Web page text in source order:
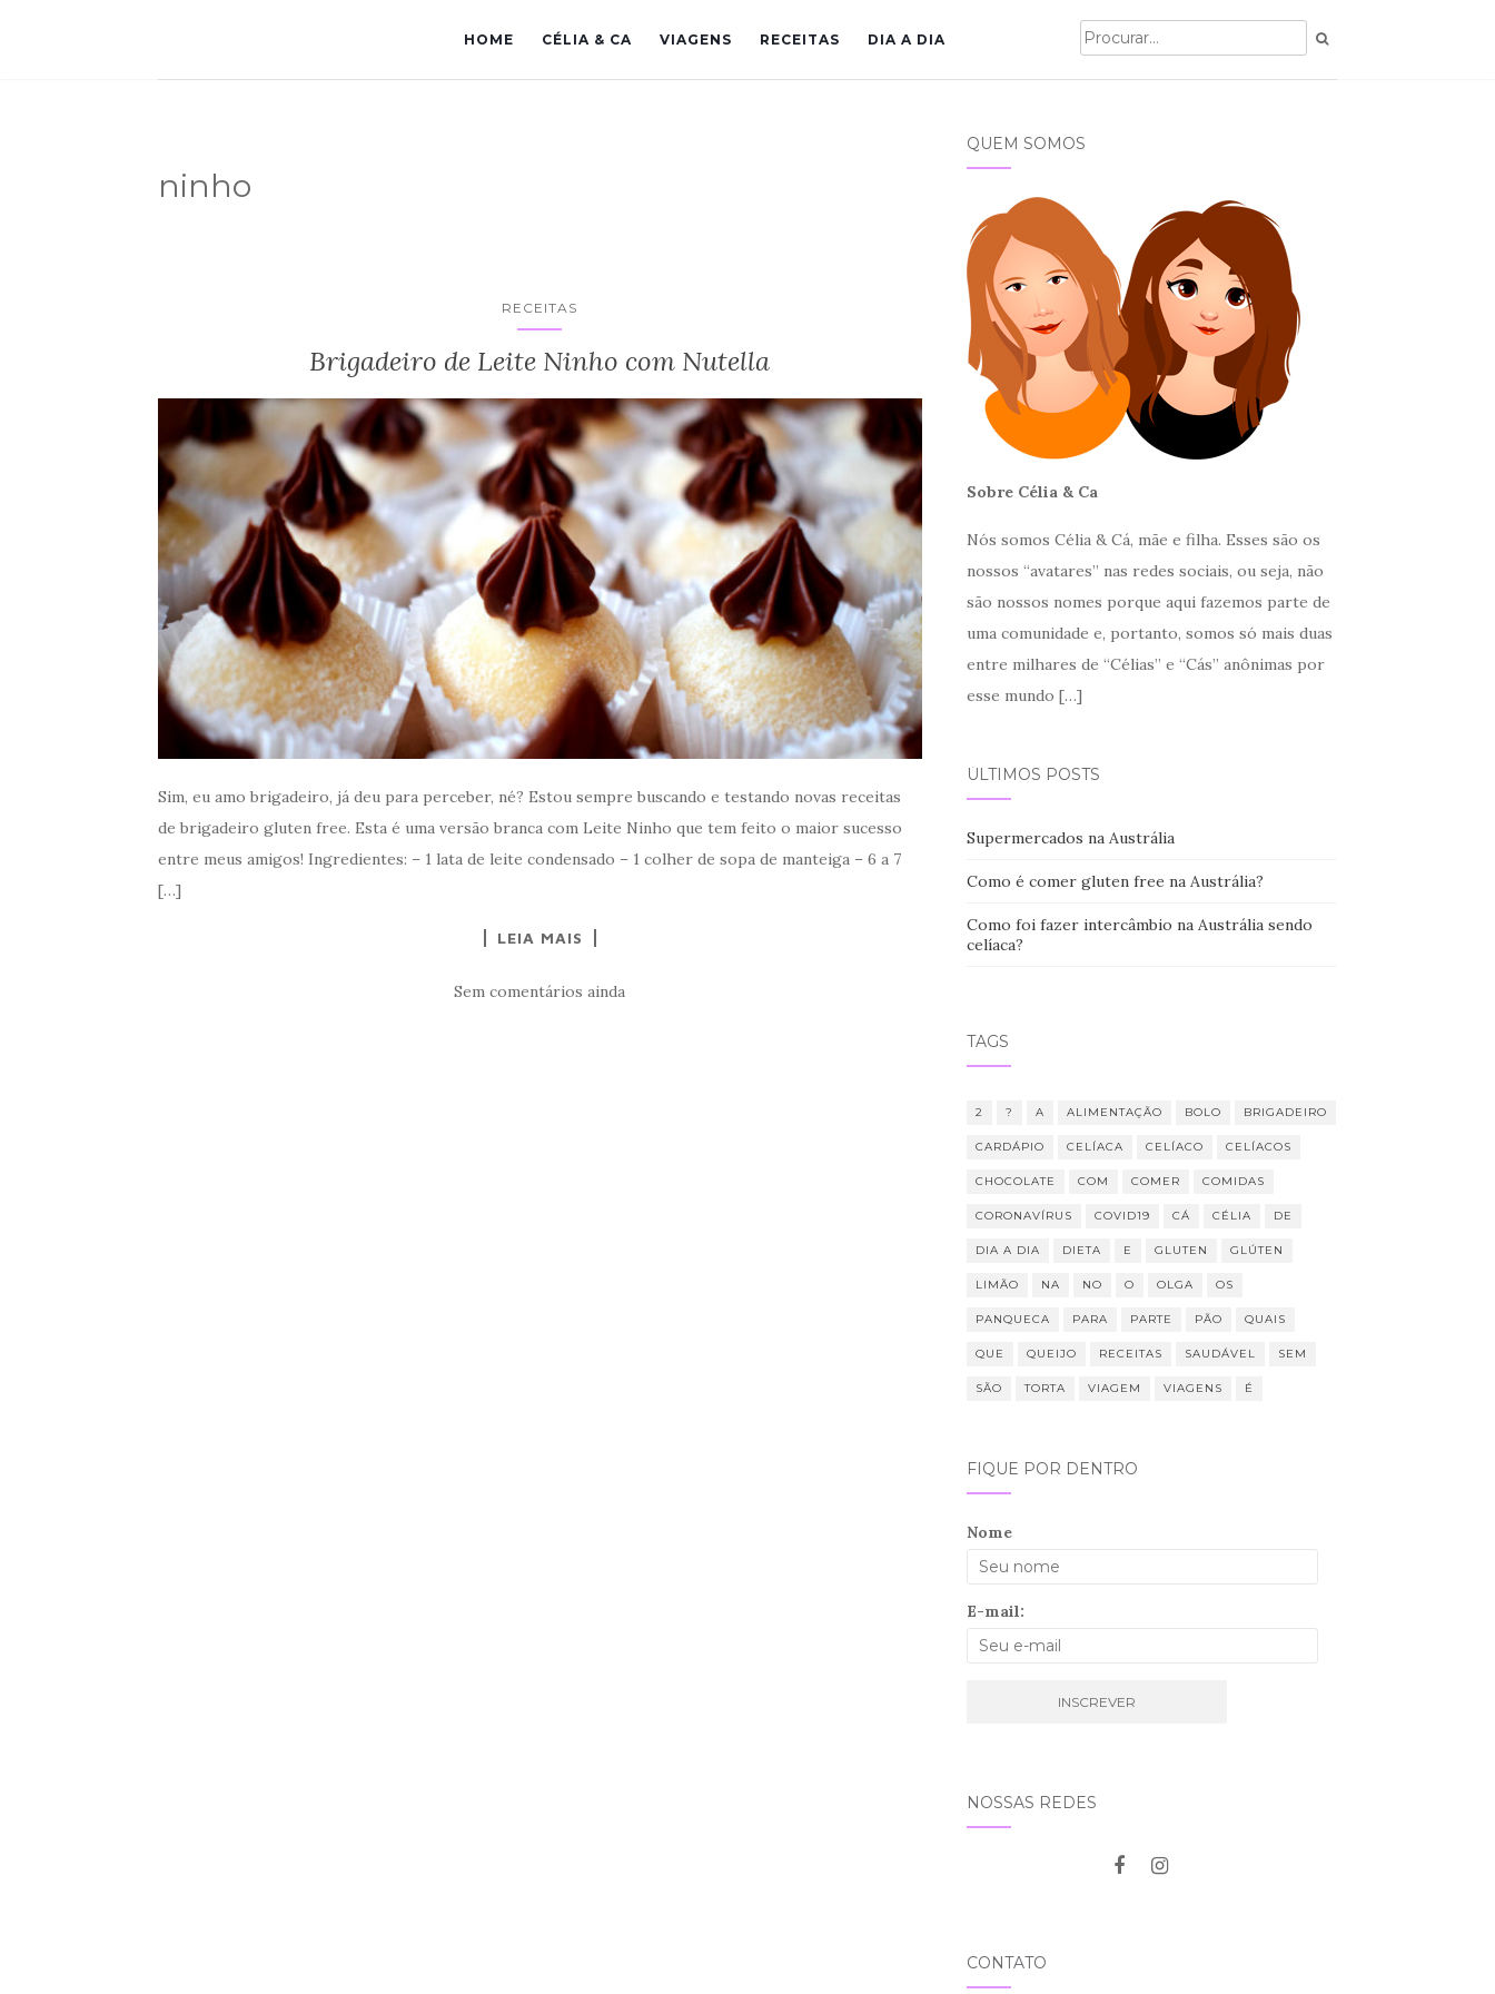
HOME CÉLIA & CA VIAGENS RECEITAS DIA A DIA
ninho
RECEITAS
Brigadeiro de Leite Ninho com Nutella
Sim, eu amo brigadeiro, já deu para perceber, né? Estou sempre buscando e testando novas receitas
de brigadeiro gluten free. Esta é uma versão branca com Leite Ninho que tem feito o maior sucesso
entre meus amigos! Ingredientes: – 1 lata de leite condensado – 1 colher de sopa de manteiga – 6 a 7
[…]
LEIA MAIS
Sem comentários ainda
QUEM SOMOS
Sobre Célia & Ca
Nós somos Célia & Cá, mãe e filha. Esses são os
nossos “avatares” nas redes sociais, ou seja, não
são nossos nomes porque aqui fazemos parte de
uma comunidade e, portanto, somos só mais duas
entre milhares de “Célias” e “Cás” anônimas por
esse mundo […]
ÚLTIMOS POSTS
Supermercados na Austrália
Como é comer gluten free na Austrália?
Como foi fazer intercâmbio na Austrália sendo
celíaca?
TAGS
2 ? A ALIMENTAÇÃO BOLO BRIGADEIRO
CARDÁPIO CELÍACA CELÍACO CELÍACOS
CHOCOLATE COM COMER COMIDAS
CORONAVÍRUS COVID19 CÁ CÉLIA DE
DIA A DIA DIETA E GLUTEN GLÚTEN
LIMÃO NA NO O OLGA OS
PANQUECA PARA PARTE PÃO QUAIS
QUE QUEIJO RECEITAS SAUDÁVEL SEM
SÃO TORTA VIAGEM VIAGENS É
FIQUE POR DENTRO
Nome
E-mail:
NOSSAS REDES
CONTATO